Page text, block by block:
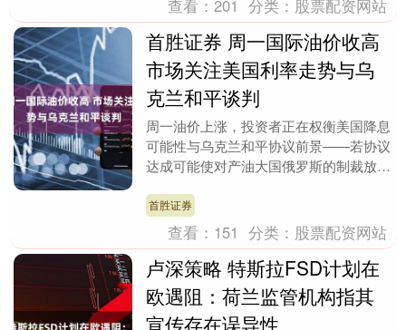
查看：201 分类： 股票配资网站
首胜证券 周一国际油价收高
市场关注美国利率走势与乌
克兰和平谈判
周一油价上涨，投资者正在权衡美国降息
可能性与乌克兰和平协议前景——若协议
达成可能使对产油大国俄罗斯的制裁放
为对莫斯科过于有利....
首胜证券
查看： 151 分类： 股票配资网站
卢深策略 特斯拉FSD计划在
欧遇阻：荷兰监管机构指其
宣传存在误导性